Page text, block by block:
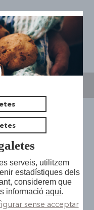
dels
serveis, utilitzem
estadístiques dels
considerem que
informacióaquí.
sense acceptar